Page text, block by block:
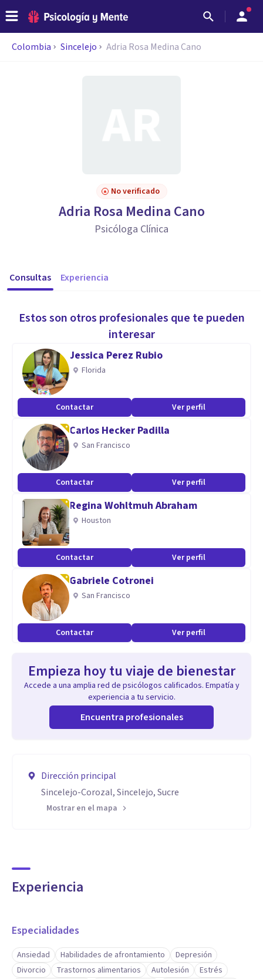
Colombia Sincelejo Adria Rosa Medina Cano
No verificado
Adria Rosa Medina Cano
Psicóloga Clínica
Consultas Experiencia
Estos son otros profesionales que te pueden
interesar
Jessica Perez Rubio
Florida
Contactar Ver perfil
Carlos Hecker Padilla
San Francisco
Contactar Ver perfil
Regina Wohltmuh Abraham
Houston
Contactar Ver perfil
Gabriele Cotronei
San Francisco
Contactar Ver perfil
Empieza hoy tu viaje de bienestar
Accede a una amplia red de psicólogos calificados. Empatía y
experiencia a tu servicio.
Encuentra profesionales
Dirección principal
Sincelejo-Corozal, Sincelejo, Sucre
Mostrar en el mapa
Experiencia
Especialidades
Ansiedad Habilidades de afrontamiento
Depresión
Divorcio
Trastornos alimentarios Autolesión
Estrés